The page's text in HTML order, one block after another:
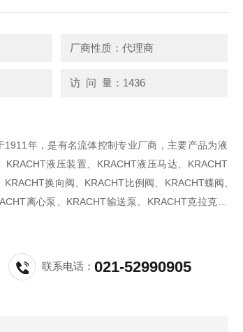
厂商性质：代理商
访 问 量：1436
1911年，是有名流体控制专业厂商，主要产品为液
KRACHT液压装置、KRACHT液压马达、KRACHT
换向阀、KRACHT比例阀、KRACHT蝶阀,
离心泵、KRACHT输送泵。KRACHT克拉克流
联系电话：021-52990905